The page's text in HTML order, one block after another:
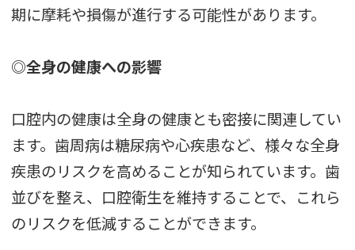
期に摩耗や損傷が進行する可能性があります。
◎全身の健康への影響
口腔内の健康は全身の健康とも密接に関連してい
ます。歯周病は糖尿病や心疾患など、様々な全身
疾患のリスクを高めることが知られています。歯
並びを整え、口腔衛生を維持することで、これら
のリスクを低減することができます。